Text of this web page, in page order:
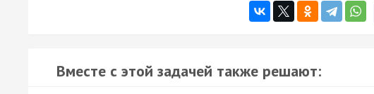
Вместе с этой задачей также решают: